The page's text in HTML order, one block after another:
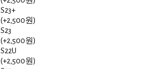
S23+
(+2,500원)
S23
(+2,500원)
S22U
(+2,500원)